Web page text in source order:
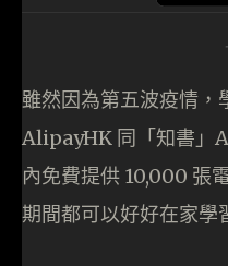
雖然因為第五波疫情，
AlipayHK 同「知書」
內免費提供 10,000 張
期間都可以好好在家學